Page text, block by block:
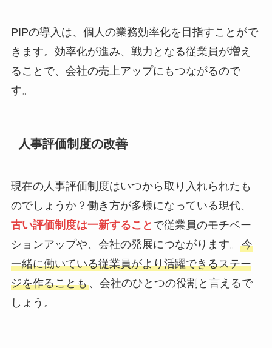
PIPの導入は、個人の業務効率化を目指すことがで
きます。効率化が進み、戦力となる従業員が増え
ることで、会社の売上アップにもつながるので
す。
人事評価制度の改善
現在の人事評価制度はいつから取り入れられたも
のでしょうか？働き方が多様になっている現代、
古い評価制度は一新すること で従業員のモチベー
ションアップや、会社の発展につながります。 今
一緒に働いている従業員がより活躍できるステー
ジを作ることも、会社のひとつの役割と言えるで
しょう。